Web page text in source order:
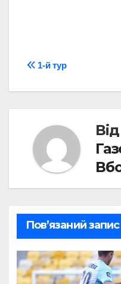
Навігація
записів
1-й тур
Від
Пов’язаний запис